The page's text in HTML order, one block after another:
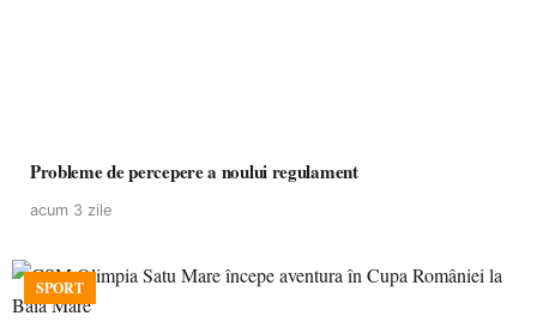
Probleme de percepere a noului regulament
acum 3 zile
SPORT